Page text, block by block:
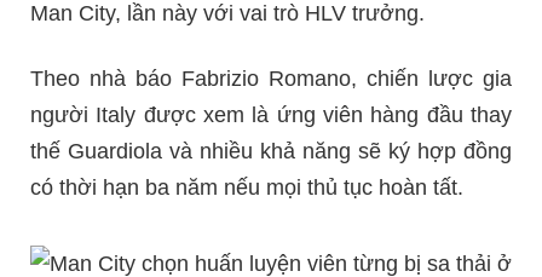
Man City, lần này với vai trò HLV trưởng.
Theo nhà báo Fabrizio Romano, chiến lược gia
người Italy được xem là ứng viên hàng đầu thay
thế Guardiola và nhiều khả năng sẽ ký hợp đồng
có thời hạn ba năm nếu mọi thủ tục hoàn tất.